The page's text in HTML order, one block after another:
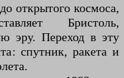
открытого космоса,
Бристоль,
эру. Переход в эту
спутник, ракета и